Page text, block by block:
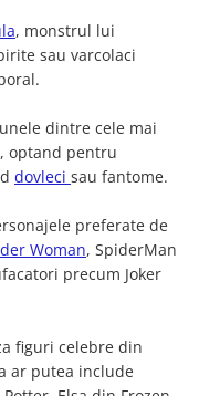
, monstrul lui
sau varcolaci
dintre cele mai
optand pentru
dovleci sau fantome.
preferate de
Woman, SpiderMan
precum Joker
figuri celebre din
ar putea include